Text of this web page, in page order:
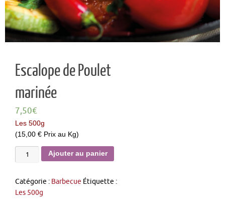
Escalope de Poulet
marinée
7,50€
Les 500g
(15,00 € Prix au Kg)
Ajouter au panier
Catégorie : Barbecue Étiquette :
Les 500g